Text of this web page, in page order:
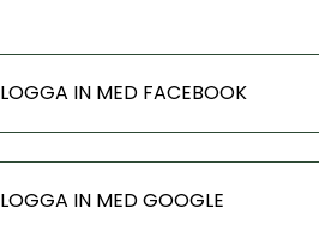
LOGGA IN MED FACEBOOK
LOGGA IN MED GOOGLE